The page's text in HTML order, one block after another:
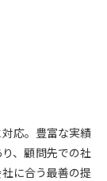
応。豊富な実績
、顧問先での社
に合う最善の提